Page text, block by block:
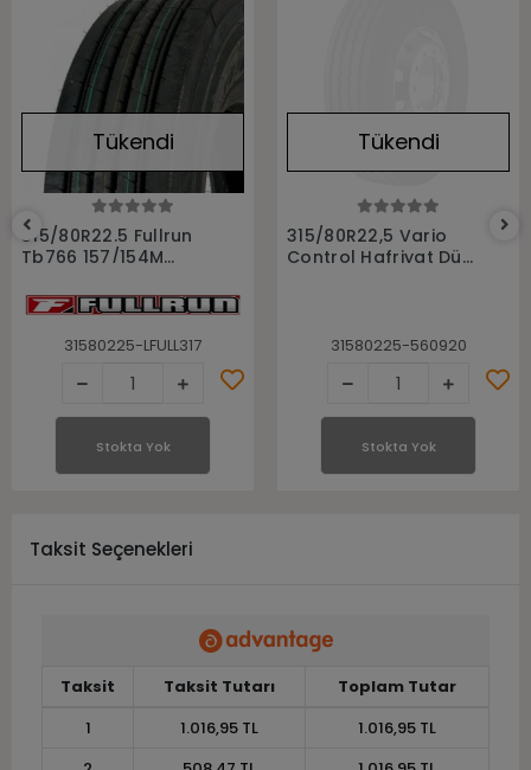
Stokta Yok
Tükendi
315/80R22.5 Fullrun
Tb766 157/154M
Kamyon Lastiği
31580225-LFULL317
Stokta Yok
Stokta Yok
Tükendi
315/80R22,5 Vario
Control Hafriyat Düz
31580225-560920
Stokta Yok
Taksit Seçenekleri
Taksit Taksit Tutarı
Toplam Tutar
1
1.016,95 TL
1.016,95 TL